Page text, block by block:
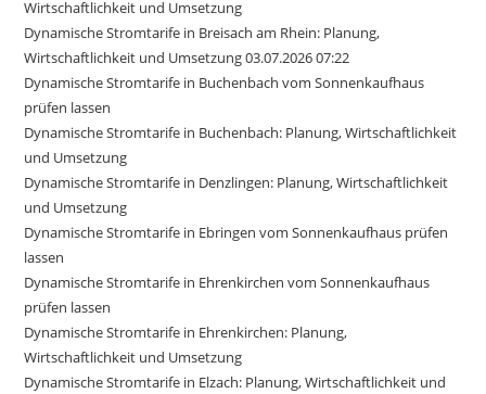
Wirtschaftlichkeit und Umsetzung
Dynamische Stromtarife in Breisach am Rhein: Planung,
Wirtschaftlichkeit und Umsetzung 03.07.2026 07:22
Dynamische Stromtarife in Buchenbach vom Sonnenkaufhaus
prüfen lassen
Dynamische Stromtarife in Buchenbach: Planung, Wirtschaftlichkeit
und Umsetzung
Dynamische Stromtarife in Denzlingen: Planung, Wirtschaftlichkeit
und Umsetzung
Dynamische Stromtarife in Ebringen vom Sonnenkaufhaus prüfen
lassen
Dynamische Stromtarife in Ehrenkirchen vom Sonnenkaufhaus
prüfen lassen
Dynamische Stromtarife in Ehrenkirchen: Planung,
Wirtschaftlichkeit und Umsetzung
Dynamische Stromtarife in Elzach: Planung, Wirtschaftlichkeit und